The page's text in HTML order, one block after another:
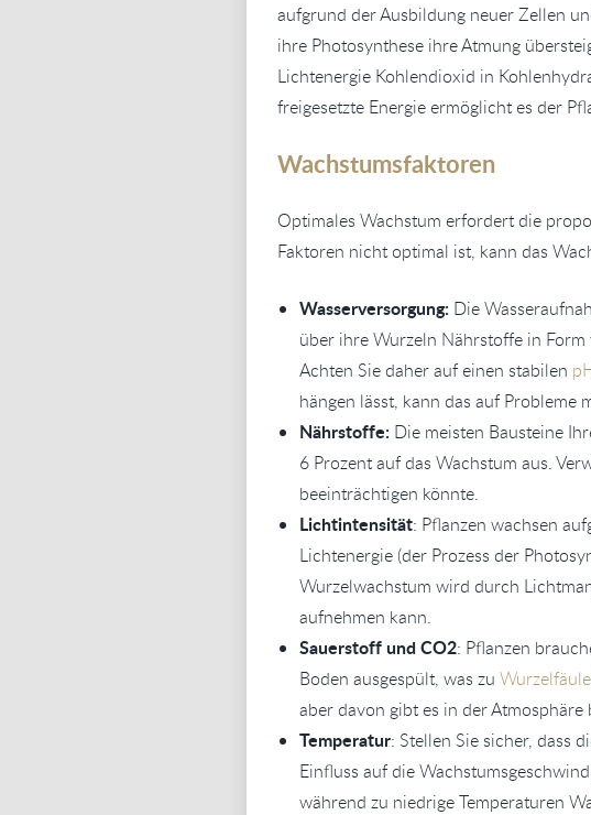
aufgrund der Ausbildung neuer Zellen
ihre Photosynthese ihre Atmung
Lichtenergie Kohlendioxid in
freigesetzte Energie ermöglicht es der
Wachstumsfaktoren
Optimales Wachstum erfordert die
Faktoren nicht optimal ist, kann das
Wasserversorgung: Die
über ihre Wurzeln Nährstoffe in
Achten Sie daher auf einen stabilen
hängen lässt, kann das auf Probleme
Nährstoffe: Die meisten Bausteine
6 Prozent auf das Wachstum aus.
beeinträchtigen könnte.
Lichtintensität: Pflanzen wachsen
Lichtenergie (der Prozess der
Wurzelwachstum wird durch
aufnehmen kann.
Sauerstoff und CO2: Pflanzen
Boden ausgespült, was zu Wurzelfäule
aber davon gibt es in der Atmosphäre
Temperatur: Stellen Sie sicher, dass
Einfluss auf die
während zu niedrige Temperaturen